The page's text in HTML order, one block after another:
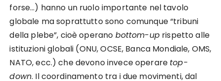
forse…) hanno un ruolo importante nel tavolo
globale ma soprattutto sono comunque “tribuni
della plebe”, cioè operano bottom-uprispetto alle
istituzioni globali (ONU, OCSE, Banca Mondiale, OMS,
NATO, ecc.) che devono invece operare top-
down. Il coordinamento tra i due movimenti, dal